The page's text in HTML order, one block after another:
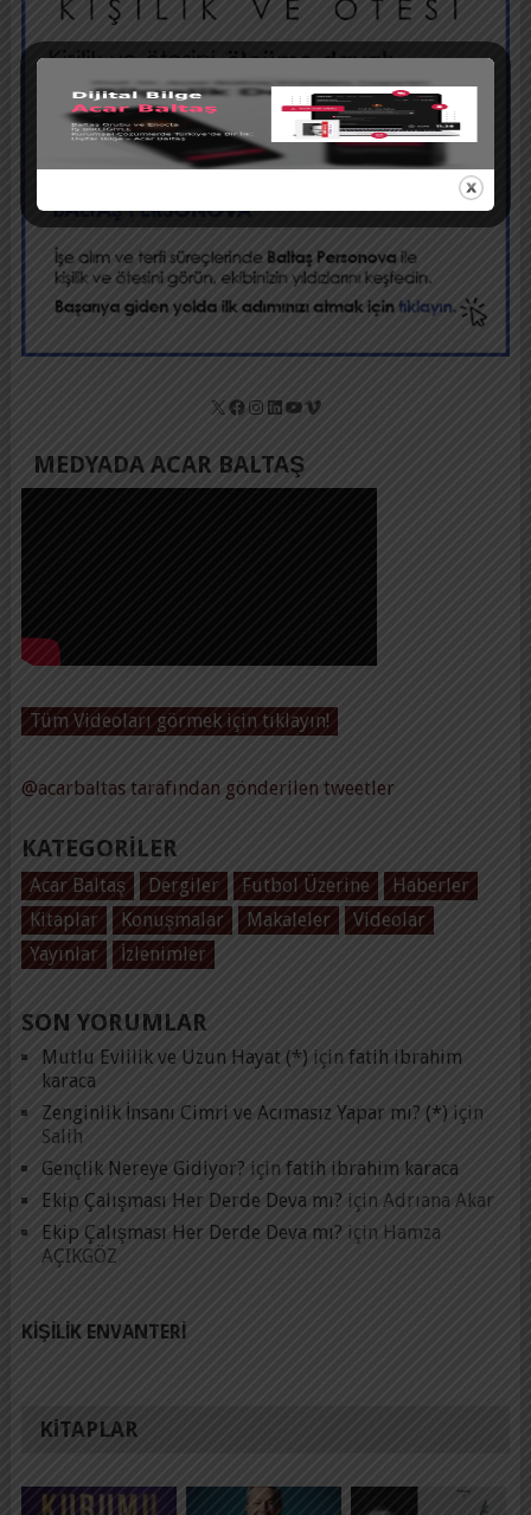
X Facebook
Instagram
LinkedIn
YouTube
Vimeo
MEDYADA ACAR BALTAŞ
Tüm Videoları görmek için tıklayın!
@acarbaltas tarafından gönderilen tweetler
KATEGORILER
Acar Baltaş Dergiler Futbol Üzerine
Haberler
Kitaplar
Konuşmalar Makaleler
Videolar
Yayınlar
İzlenimler
SON YORUMLAR
Mutlu Evlilik ve Uzun Hayat (*) için fatih ibrahim
karaca
Zenginlik İnsanı Cimri ve Acımasız Yapar mı? (*) için
Salih
Gençlik Nereye Gidiyor? için fatih ibrahim karaca
Ekip Çalışması Her Derde Deva mı? için Adrıana Akar
Ekip Çalışması Her Derde Deva mı? için Hamza
AÇIKGÖZ
KIŞILIK ENVANTERI
KITAPLAR